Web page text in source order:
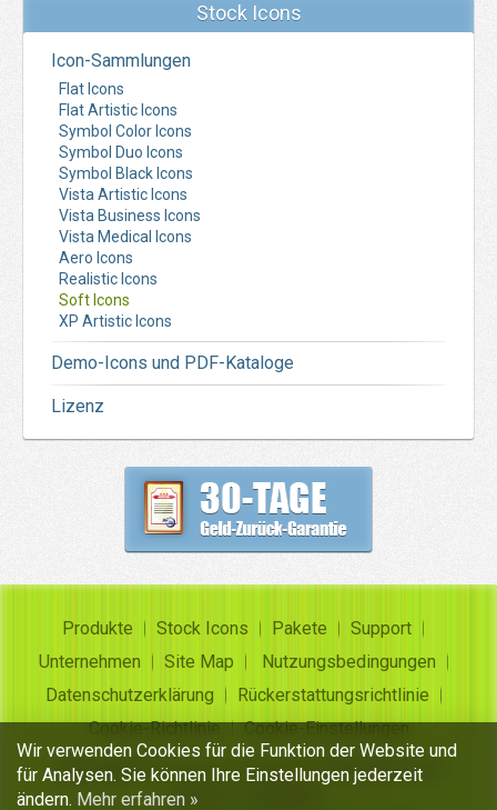
Stock Icons
Icon-Sammlungen
Flat Icons
Flat Artistic Icons
Symbol Color Icons
Symbol Duo Icons
Symbol Black Icons
Vista Artistic Icons
Vista Business Icons
Vista Medical Icons
Aero Icons
Realistic Icons
Soft Icons
XP Artistic Icons
Demo-Icons und PDF-Kataloge
Lizenz
Produkte Stock Icons Pakete
Support
Unternehmen
Site Map
Nutzungsbedingungen
Datenschutzerklärung
Rückerstattungsrichtlinie
Cookie-Richtlinie
Cookie-Einstellungen
Copyright © Insofta Development 2004-2026. Alle
Rechte vorbehalten
Wir verwenden Cookies für die Funktion der Website und
für Analysen. Sie können Ihre Einstellungen jederzeit
ändern. Mehr erfahren »